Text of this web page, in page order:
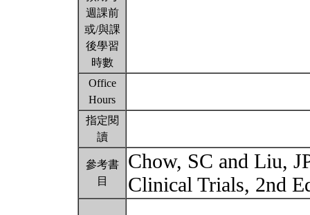
週課前
或/與課
後學習
時數
Office
Hours
指定閱
讀
參考書
目
Chow, SC and Liu,
Clinical Trials, 2nd